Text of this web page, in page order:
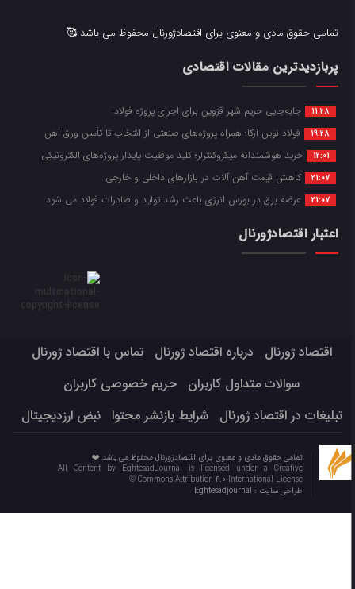
تمامی حقوق مادی و معنوی برای اقتصادژورنال محفوظ می باشد 🥰
پربازدیدترین مقالات اقتصادی
11:28 جابه‌جایی حریم شهر قزوین برای اجرای پروژه فولاد!
19:28 فولاد نوین آرکا؛ همراه پروژه‌های صنعتی از انتخاب تا تأمین ورق آهن
12:01 خرید هوشمندانه میکروکنترلر؛ کلید موفقیت پایدار پروژه‌های الکترونیکی
21:07 کاهش قیمت آهن آلات در بازارهای داخلی و خارجی
21:07 عرضه برق در بورس انرژی باعث رشد تولید و صادرات فولاد می شود
اعتبار اقتصادژورنال
اقتصاد ژورنال درباره اقتصاد ژورنال
تماس با اقتصاد ژورنال
سوالات متداول کاربران
حریم خصوصی کاربران
تبلیغات در اقتصاد ژورنال
شرایط بازنشر محتوا نبض ارزدیجیتال
تمامی حقوق مادی و معنوی برای اقتصادژورنال محفوظ می باشد ❤️
All Content by EghtesadJournal is licensed under a Creative
Commons Attribution 4.0 International License ©️
طراحی سایت :